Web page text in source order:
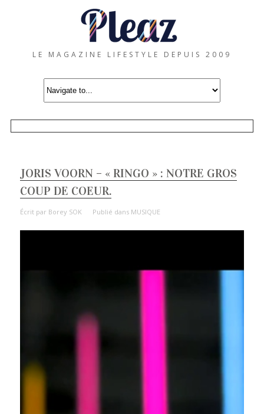
LE MAGAZINE LIFESTYLE DEPUIS 2009
JORIS VOORN – « RINGO » : NOTRE GROS
COUP DE COEUR.
Écrit par Borey SOK Publié dans MUSIQUE